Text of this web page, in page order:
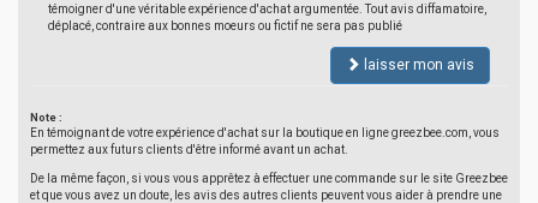
témoigner d'une véritable expérience d'achat argumentée. Tout avis diffamatoire,
déplacé, contraire aux bonnes moeurs ou fictif ne sera pas publié
laisser mon avis
Note :
En témoignant de votre expérience d'achat sur la boutique en ligne greezbee.com, vous
permettez aux futurs clients d'être informé avant un achat.
De la même façon, si vous vous apprêtez à effectuer une commande sur le site Greezbee
et que vous avez un doute, les avis des autres clients peuvent vous aider à prendre une